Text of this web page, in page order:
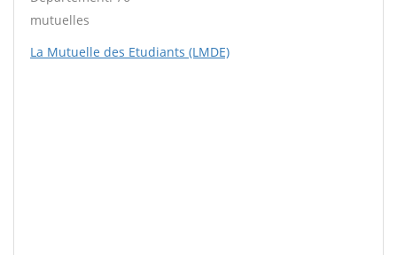
mutuelles
La Mutuelle des Etudiants (LMDE)